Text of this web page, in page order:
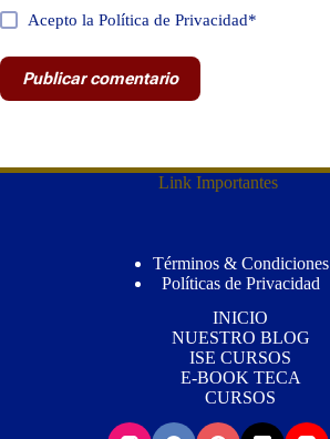
Acepto la Política de Privacidad*
Publicar comentario
Link Importantes
Términos & Condiciones
Políticas de Privacidad
INICIO
NUESTRO BLOG
ISE CURSOS
E-BOOK TECA
CURSOS